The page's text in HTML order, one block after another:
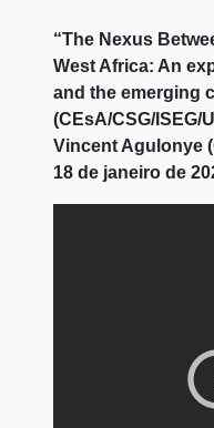
“The Nexus
West Africa: An
and the emerging
(CEsA/CSG/ISEG/
Vincent Agulonye
18 de janeiro de